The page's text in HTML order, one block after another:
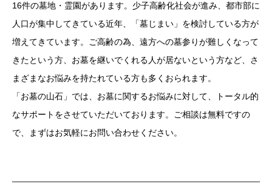
16件の墓地・霊園があります。少子高齢化社会が進み、都市部に
人口が集中してきている近年、「墓じまい」を検討している方が
増えてきています。ご高齢の為、遠方への墓参りが難しくなって
きたという方、お墓を継いでくれる人が居ないという方など、さ
まざまなお悩みを持たれている方も多くおられます。
「お墓の山石」では、お墓に関するお悩みに対して、トータル的
なサポートをさせていただいております。ご相談は無料ですの
で、まずはお気軽にお問い合わせください。